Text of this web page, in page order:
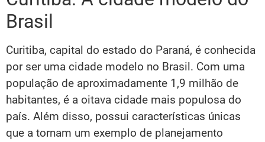
Brasil
Curitiba, capital do estado do Paraná, é conhecida
por ser uma cidade modelo no Brasil. Com uma
população de aproximadamente 1,9 milhão de
habitantes, é a oitava cidade mais populosa do
país. Além disso, possui características únicas
que a tornam um exemplo de planejamento